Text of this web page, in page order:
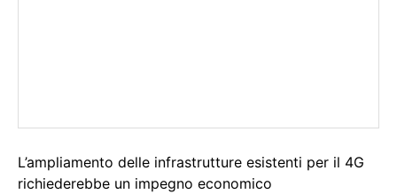
L’ampliamento delle infrastrutture esistenti per il 4G
richiederebbe un impegno economico